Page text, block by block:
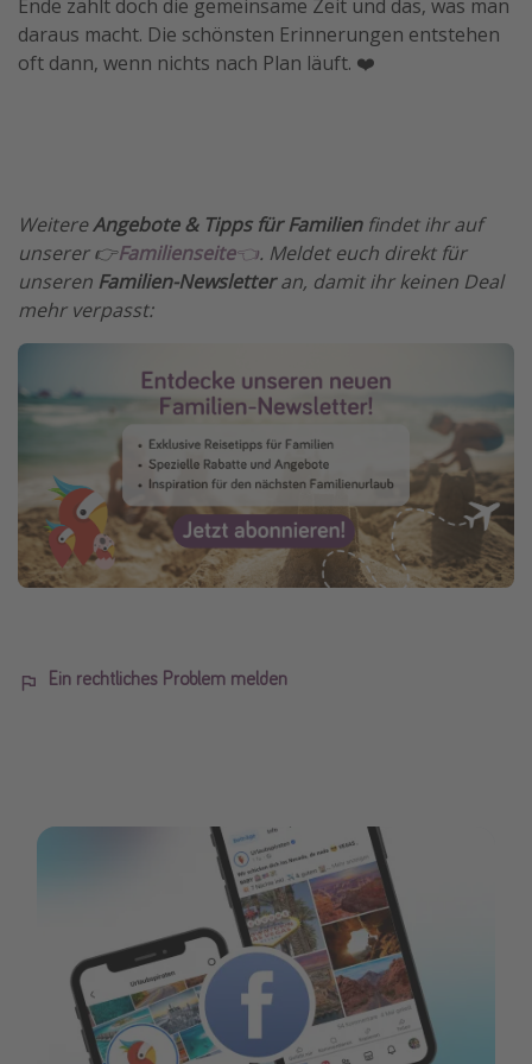
Ende zählt doch die gemeinsame Zeit und das, was man
daraus macht. Die schönsten Erinnerungen entstehen
oft dann, wenn nichts nach Plan läuft. ❤️
WeitereAngebote & Tipps für Familienfindet ihr auf
unserer 👉Familienseite👈. Meldet euch direkt für
unseren Familien-Newsletteran, damit ihr keinen Deal
mehr verpasst:
Ein rechtliches Problem melden